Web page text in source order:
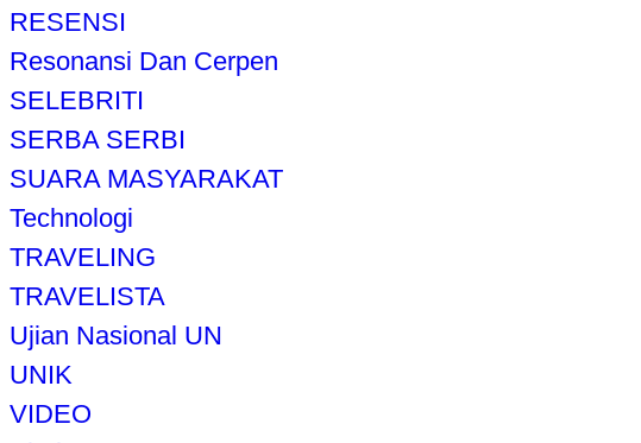
RESENSI
Resonansi Dan Cerpen
SELEBRITI
SERBA SERBI
SUARA MASYARAKAT
Technologi
TRAVELING
TRAVELISTA
Ujian Nasional UN
UNIK
VIDEO